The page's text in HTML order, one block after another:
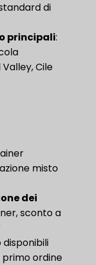
di
principali:
Cile
misto
dei
sconto a
disponibili
primo ordine